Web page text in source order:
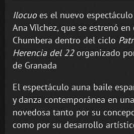
Ilocuoes el nuevo
Ana Vílchez, que se estrenó en
Chumbera dentro del ciclo
Herencia del 22organizado
de Granada
El espectáculo auna baile
y danza contemporánea en
novedosa tanto por su
como por su desarrollo